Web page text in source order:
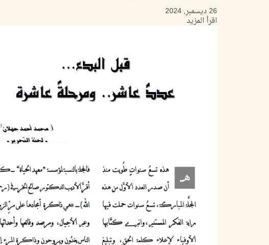
26 ديسمبر, 2024
اقرأ المزيد